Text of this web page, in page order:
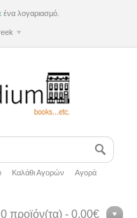
ένα λογαριασμό.
Καλάθι Αγορών Αγορά
0 προϊόν(τα) - 0,00€